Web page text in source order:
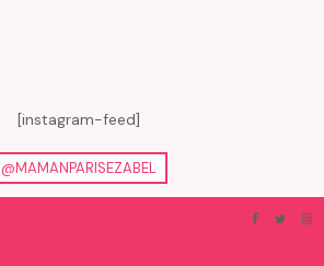
[instagram-feed]
@MAMANPARISEZABEL